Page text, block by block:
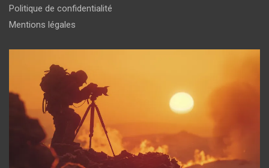
Politique de confidentialité
Mentions légales